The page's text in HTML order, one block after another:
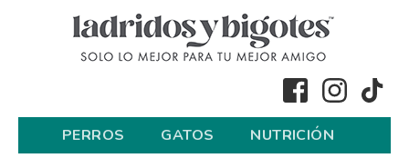
PERROS GATOS NUTRICIÓN